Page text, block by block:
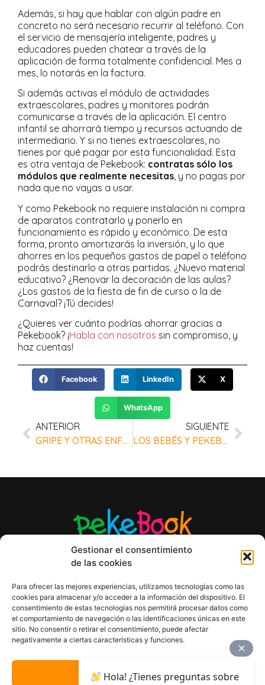
Gestionar el consentimiento
de las cookies
Para ofrecer las mejores experiencias, utilizamos tecnologías como las
cookies para almacenar y/o acceder a la información del dispositivo. El
consentimiento de estas tecnologías nos permitirá procesar datos como
el comportamiento de navegación o las identificaciones únicas en este
sitio. No consentir o retirar el consentimiento, puede afectar
negativamente a ciertas características y funciones.
ACEPTAR
Además, si hay que hablar con algún padre en
concreto no será necesario recurrir al teléfono. Con
el servicio de mensajería inteligente, padres y
educadores pueden chatear a través de la
aplicación de forma totalmente confidencial. Mes a
mes, lo notarás en la factura.
Si además activas el módulo de actividades
extraescolares, padres y monitores podrán
comunicarse a través de la aplicación. El centro
infantil se ahorrará tiempo y recursos actuando de
intermediario. Y si no tienes extraescolares, no
tienes por qué pagar por esta funcionalidad. Esta
es otra ventaja de Pekebook: contratas sólo los
módulos que realmente necesitas, y no pagas por
nada que no vayas a usar.
Y como Pekebook no requiere instalación ni compra
de aparatos contratarlo y ponerlo en
funcionamiento es rápido y económico. De esta
forma, pronto amortizarás la inversión, y lo que
ahorres en los pequeños gastos de papel o teléfono
podrás destinarlo a otras partidas. ¿Nuevo material
educativo? ¿Renovar la decoración de las aulas?
¿Los gastos de la fiesta de fin de curso o la de
Carnaval? ¡Tú decides!
¿Quieres ver cuánto podrías ahorrar gracias a
Pekebook? ¡Habla con nosotros sin compromiso, y
haz cuentas!
Facebook LinkedIn X
WhatsApp
ANTERIOR
GRIPE Y OTRAS ENFERMEDADES EN LA GUARDERÍA
SIGUIENTE
LOS BEBÉS Y PEKEBOOK
AVISO LEGAL
POLÍTICA DE PRIVACIDAD
ACCESIBILIDAD
DISEÑO WEB
Hola! ¿Tienes preguntas sobre